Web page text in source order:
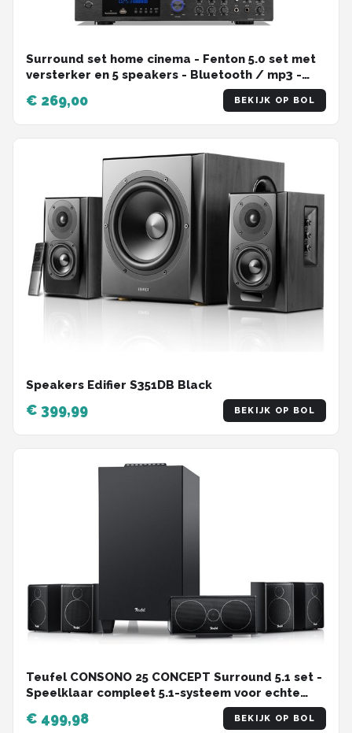
Surround set home cinema - Fenton 5.0 set met
versterker en 5 speakers - Bluetooth / mp3 -
€ 269,00 BEKIJK OP BOL
Speakers Edifier S351DB Black
€ 399,99 BEKIJK OP BOL
Teufel CONSONO 25 CONCEPT Surround 5.1 set -
Speelklaar compleet 5.1-systeem voor echte
surround sound - subwoofer met geïntegreerde
AV-ontvanger met Bluetooth 5.0 , zwart
€ 499,98 BEKIJK OP BOL